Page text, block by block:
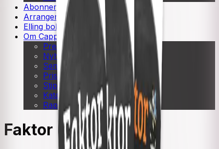
Abonnement
Arrangementer
Elling bokkafé
Om Cappelen Damm
Presse
Nyhetsbrev
Send inn manus
Priser og nominasjoner
Stipender og minnepriser
Kataloger
Rapport 2025
Faktor